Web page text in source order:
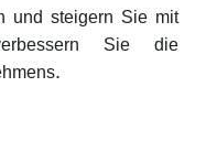
und steigern Sie mit
Sie die
.